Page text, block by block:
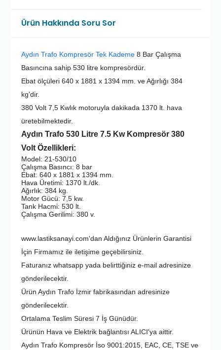
Ürün Hakkında Soru Sor
Aydın Trafo Kompresör Tek Kademe 8 Bar Çalışma
Basıncına sahip 530 litre kompresördür.
Ebat ölçüleri 640 x 1881 x 1394 mm. ve Ağırlığı 384
kg'dir.
380 Volt 7,5 Kwlık motoruyla dakikada 1370 lt. hava
üretebilmektedir.
Aydın Trafo 530 Litre 7.5 Kw Kompresör 380
Volt Özellikleri:
Model: 21-530/10
Çalışma Basıncı: 8 bar
Ebat: 640 x 1881 x 1394 mm.
Hava Üretimi: 1370 lt./dk.
Ağırlık: 384 kg.
Motor Gücü: 7,5 kw.
Tank Hacmi: 530 lt.
Çalışma Gerilimi: 380 v.
www.lastiksanayi.com'dan Aldığınız Ürünlerin Garantisi
İçin Firmamız ile iletişime geçebilirsiniz.
Faturanız whatsapp yada belirttiğiniz e-mail adresinize
gönderilecektir.
Ürün Aydın Trafo İzmir fabrikasından adresinize
gönderilecektir.
Ortalama Teslim Süresi 7 İş Günüdür.
Ürünün Hava ve Elektrik bağlantısı ALICI'ya aittir.
Aydın Trafo Kompresör İso 9001:2015, EAC, CE, TSE ve